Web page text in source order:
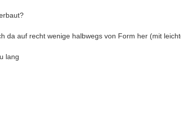
auf recht wenige halbwegs von Form her (mit
lang